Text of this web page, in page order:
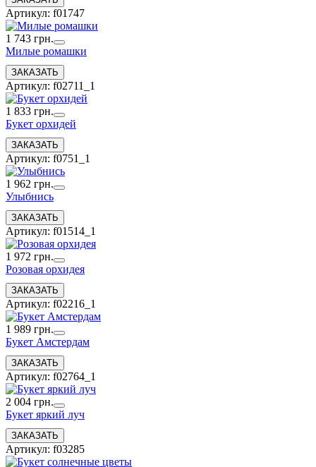
Артикул: f01747
1 743 грн.
Милые ромашки
Артикул: f02711_1
1 833 грн.
Букет орхидей
Артикул: f0751_1
1 962 грн.
Улыбнись
Артикул: f01514_1
1 972 грн.
Розовая орхидея
Артикул: f02216_1
1 989 грн.
Букет Амстердам
Артикул: f02764_1
2 004 грн.
Букет яркий луч
Артикул: f03285